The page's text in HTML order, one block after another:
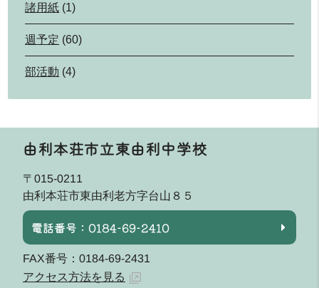
諸用紙 (1)
週予定 (60)
部活動 (4)
由利本荘市立東由利中学校
〒015-0211
由利本荘市東由利老方字台山８５
電話番号：0184-69-2410
FAX番号：0184-69-2431
アクセス方法を見る